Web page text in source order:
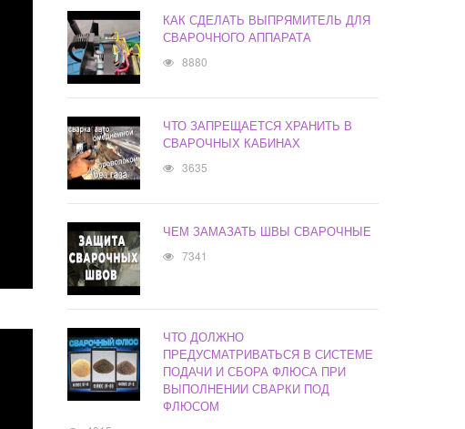
КАК СДЕЛАТЬ ВЫПРЯМИТЕЛЬ ДЛЯ
СВАРОЧНОГО АППАРАТА
8880
ЧТО ЗАПРЕЩАЕТСЯ ХРАНИТЬ В
СВАРОЧНЫХ КАБИНАХ
3635
ЧЕМ ЗАМАЗАТЬ ШВЫ СВАРОЧНЫЕ
7341
ЧТО ДОЛЖНО
ПРЕДУСМАТРИВАТЬСЯ В СИСТЕМЕ
ПОДАЧИ И СБОРА ФЛЮСА ПРИ
ВЫПОЛНЕНИИ СВАРКИ ПОД
ФЛЮСОМ